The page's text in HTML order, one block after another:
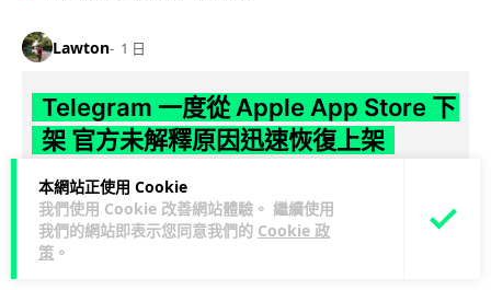
本網站正使用 Cookie
我們使用 Cookie 改善網站體驗。 繼續使用
我們的網站即表示您同意我們的 Cookie 政
策 。
Lawton 1 日
Telegram 一度從 Apple App Store 下
架 官方未解釋原因迅速恢復上架
Telegram 8 月 4 日一度從 Apple App Store 消失，新用戶無
法下載，惟已於短時間內恢復上架。Apple 及 Tel...
閱讀全文
81